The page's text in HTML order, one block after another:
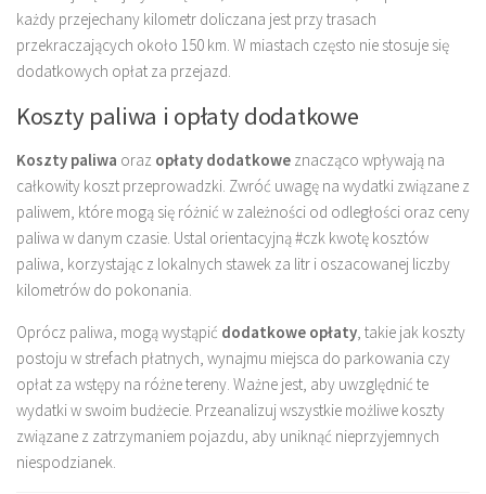
każdy przejechany kilometr doliczana jest przy trasach
przekraczających około 150 km. W miastach często nie stosuje się
dodatkowych opłat za przejazd.
Koszty paliwa i opłaty dodatkowe
Koszty paliwa oraz opłaty dodatkowe znacząco wpływają na
całkowity koszt przeprowadzki. Zwróć uwagę na wydatki związane z
paliwem, które mogą się różnić w zależności od odległości oraz ceny
paliwa w danym czasie. Ustal orientacyjną #czk kwotę kosztów
paliwa, korzystając z lokalnych stawek za litr i oszacowanej liczby
kilometrów do pokonania.
Oprócz paliwa, mogą wystąpić dodatkowe opłaty, takie jak koszty
postoju w strefach płatnych, wynajmu miejsca do parkowania czy
opłat za wstępy na różne tereny. Ważne jest, aby uwzględnić te
wydatki w swoim budżecie. Przeanalizuj wszystkie możliwe koszty
związane z zatrzymaniem pojazdu, aby uniknąć nieprzyjemnych
niespodzianek.